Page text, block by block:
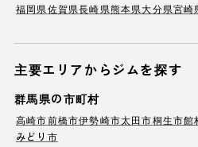
福岡県佐賀県長崎県熊本県大分県宮崎
主要エリアからジムを探す
群馬県の市町村
高崎市前橋市伊勢崎市太田市桐生市館
みどり市